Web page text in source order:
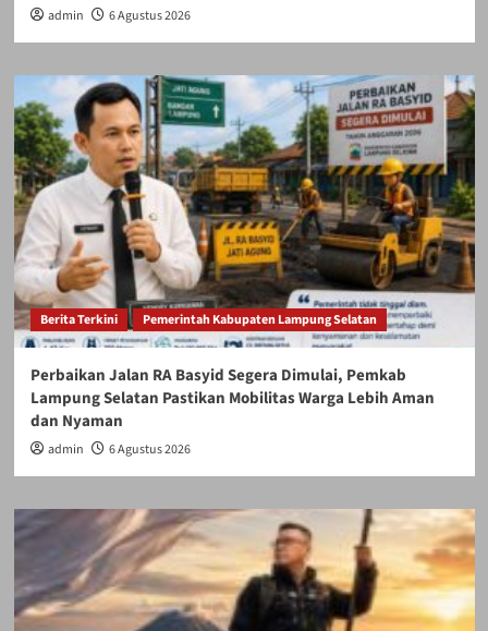
admin 6 Agustus 2026
Berita Terkini Pemerintah Kabupaten Lampung Selatan
Perbaikan Jalan RA Basyid Segera Dimulai, Pemkab
Lampung Selatan Pastikan Mobilitas Warga Lebih Aman
dan Nyaman
admin 6 Agustus 2026